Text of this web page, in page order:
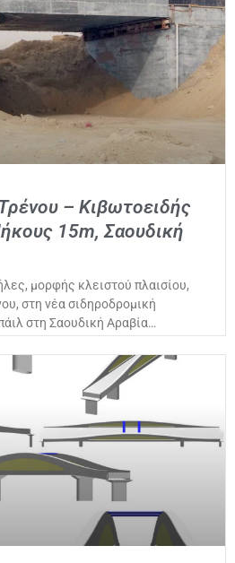
– Κιβωτοειδής
15m, Σαουδική
μορφής κλειστού πλαισίου,
στη νέα σιδηροδρομική
στη Σαουδική Αραβία…